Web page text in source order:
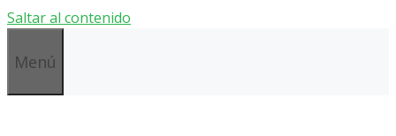
Saltar al contenido
Menú